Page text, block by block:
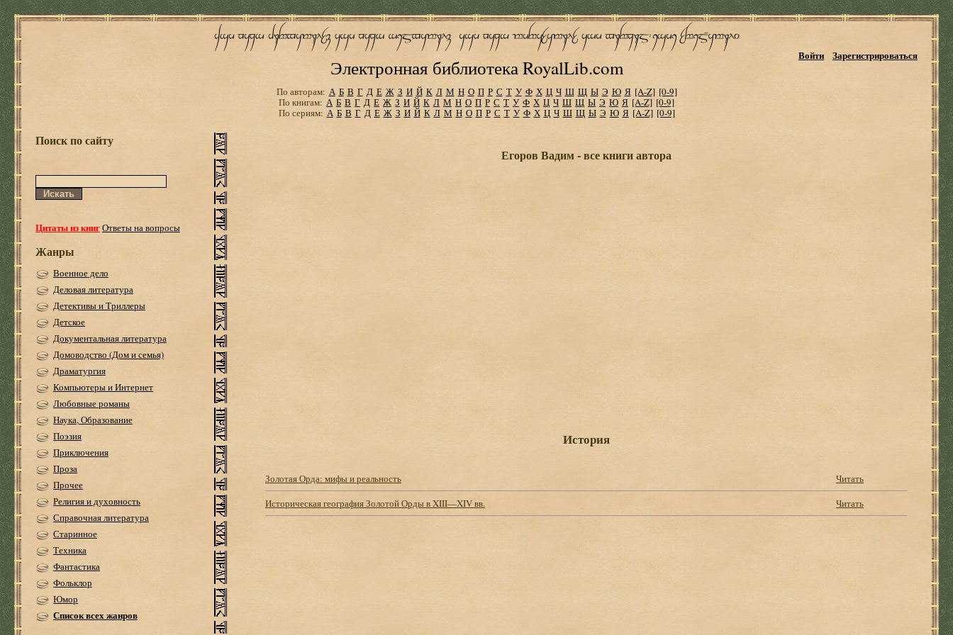
Электронная библиотека RoyalLib.com
Войти Зарегистрироваться
По авторам: А Б В Г Д Е Ж З И Й К Л М Н О П Р С Т У Ф Х Ц Ч Ш Щ Ы Э Ю Я [A-Z] [0-9]
По книгам: А Б В Г Д Е Ж З И Й К Л М Н О П Р С Т У Ф Х Ц Ч Ш Щ Ы Э Ю Я [A-Z] [0-9]
По сериям: А Б В Г Д Е Ж З И Й К Л М Н О П Р С Т У Ф Х Ц Ч Ш Щ Ы Э Ю Я [A-Z] [0-9]
Поиск по сайту
Цитаты из книгОтветы на вопросы
Жанры
Военное дело
Деловая литература
Детективы и Триллеры
Детское
Документальная литература
Домоводство (Дом и семья)
Драматургия
Компьютеры и Интернет
Любовные романы
Наука, Образование
Поэзия
Приключения
Проза
Прочее
Религия и духовность
Справочная литература
Старинное
Техника
Фантастика
Фольклор
Юмор
Список всех жанров
Егоров Вадим - все книги автора
История
Золотая Орда: мифы и реальность
Читать
Историческая география Золотой Орды в XIII—XIV вв.
Читать